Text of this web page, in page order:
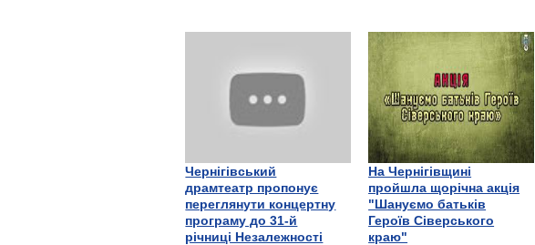
Чернігівський
драмтеатр пропонує
переглянути концертну
програму до 31-й
річниці Незалежності
На Чернігівщині
пройшла щорічна акція
"Шануємо батьків
Героїв Сіверського
краю"